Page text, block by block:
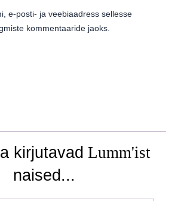
e-posti- ja veebiaadress sellesse
kommentaaride jaoks.
kirjutavad Lumm'ist
naised...